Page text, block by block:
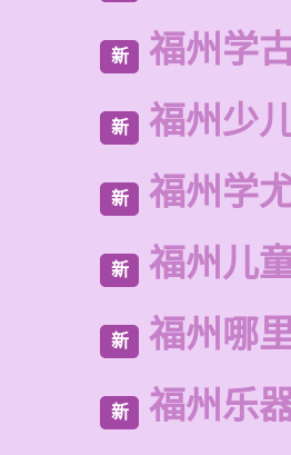
新 福州学
新 福州少
新 福州学
新 福州儿
新 福州哪
新 福州乐